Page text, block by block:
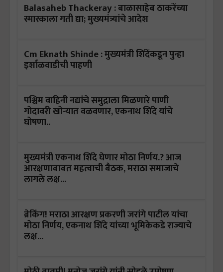
Balasaheb Thackeray : बाळासाहेब ठाकरेंच्या
स्मारकाला गती द्या; मुख्यमंत्र्यांचे आदेश
Cm Eknath Shinde : मुख्यमंत्री शिंदेंकडून पुन्हा
इर्शाळवाडीची पाहणी
पश्चिम वाहिनी नद्यांचे समुद्राला मिळणारे पाणी
गोदावरी खोऱ्यात वळवणार, एकनाथ शिंदे यांचे
घोषणा..
मुख्यमंत्री एकनाथ शिंदे घेणार मोठा निर्णय.? आज
आरक्षणाबाबत महत्वाची बैठक, मराठा समाजाचे
लागले लक्ष...
ब्रेकिंग! मराठा आरक्षण प्रकरणी जरांगे पाटील यांचा
मोठा निर्णय, एकनाथ शिंदे यांच्या भूमिकेकडे राज्याचे
लक्ष...